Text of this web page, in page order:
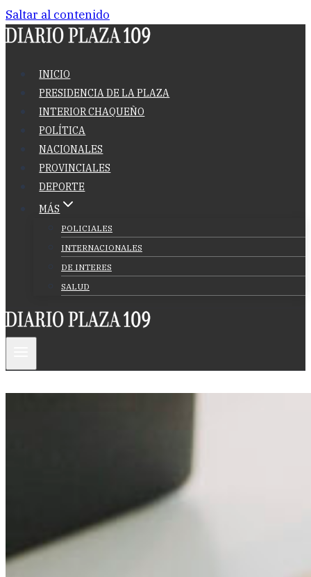
Saltar al contenido
INICIO
PRESIDENCIA DE LA PLAZA
INTERIOR CHAQUEÑO
POLÍTICA
NACIONALES
PROVINCIALES
DEPORTE
MÁS
POLICIALES
INTERNACIONALES
DE INTERES
SALUD